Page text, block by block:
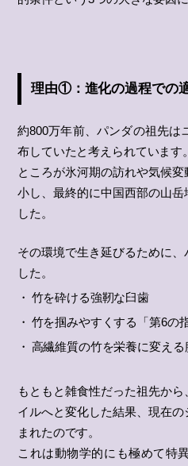
理由①：進化の過程での
約800万年前、パンダの祖先は
布していたと考えられています。
ところが氷河期の訪れや気候
小し、最終的に中国西部の山
した。
その環境で生き延びるために
した。
竹を砕ける強靭な臼歯
竹を掴みやすくする「第6の
高繊維質の竹を栄養に変え
もともと雑食性だった祖先か
イルへと変化した結果、現在
まれたのです。
これは動物学的にも極めて特